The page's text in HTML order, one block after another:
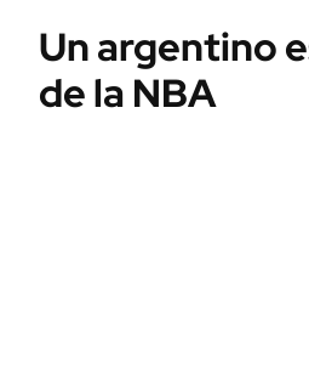
Campo
FINANZAS
Un argentino
de la NBA